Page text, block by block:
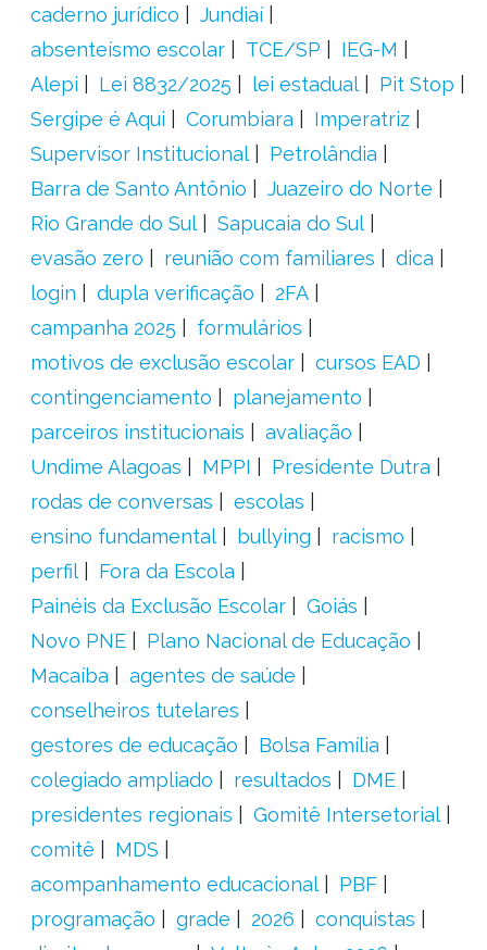
caderno jurídico
Jundiaí
absenteísmo escolar
TCE/SP
IEG-M
Alepi
Lei 8832/2025 lei estadual
Pit Stop
Sergipe é Aqui
Corumbiara
Imperatriz
Supervisor Institucional
Petrolândia
Barra de Santo Antônio
Juazeiro do Norte
Rio Grande do Sul
Sapucaia do Sul
evasão zero
reunião com familiares
dica
login
dupla verificação
2FA
campanha 2025
formulários
motivos de exclusão escolar
cursos EAD
contingenciamento
planejamento
parceiros institucionais
avaliação
Undime Alagoas
MPPI
Presidente Dutra
rodas de conversas
escolas
ensino fundamental
bullying
racismo
perfil
Fora da Escola
Painéis da Exclusão Escolar
Goiás
Novo PNE
Plano Nacional de Educação
Macaíba
agentes de saúde
conselheiros tutelares
gestores de educação
Bolsa Família
colegiado ampliado
resultados
DME
presidentes regionais
Gomitê Intersetorial
comitê
MDS
acompanhamento educacional
PBF
programação
grade 2026
conquistas